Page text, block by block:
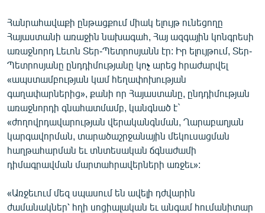
ԲԱՆԱՎԵՃ
ՁԳՏԵԼՈՎ ԼԱՎԱԳՈՒՅՆԻՆ
ՓՈԴՔԱՍԹ
Հայերեն
English
Русский
Հանրահավաքի ընթացքում միակ ելույթ ունեցողը
Հայաստանի առաջին նախագահ, Հայ ազգային կոնգրեսի
առաջնորդ Լեւոն Տեր-Պետրոսյանն էր: Իր ելույթում, Տեր-
Պետրոսյանը ընդդիմությանը կոչ արեց հրաժարվել
«ապստամբության կամ հեղափոխության
գաղափարներից», քանի որ Հայաստանը, ընդդիմության
առաջնորդի գնահատմամբ, կանգնած է`
«ժողովրդավարության վերականգնման, Ղարաբաղյան
կարգավորման, տարածաշրջանային մեկուսացման
հաղթահարման եւ տնտեսական ճգնաժամի
դիմագրավման մարտահրավերների առջեւ»:
«Առջեւում մեզ սպասում են ավելի դժվարին
ժամանակներ՝ հղի սոցիալական եւ անգամ հումանիտար